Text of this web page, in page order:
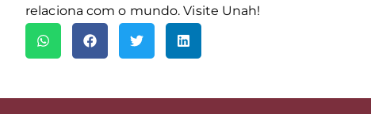
relaciona com o mundo. Visite Unah!